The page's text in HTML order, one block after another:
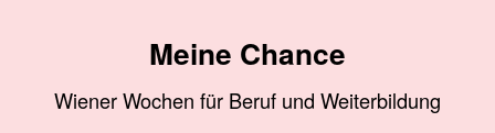
Meine Chance
Wiener Wochen für Beruf und Weiterbildung